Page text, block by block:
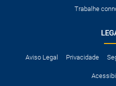
Trabalhe
Aviso Legal Privacidade